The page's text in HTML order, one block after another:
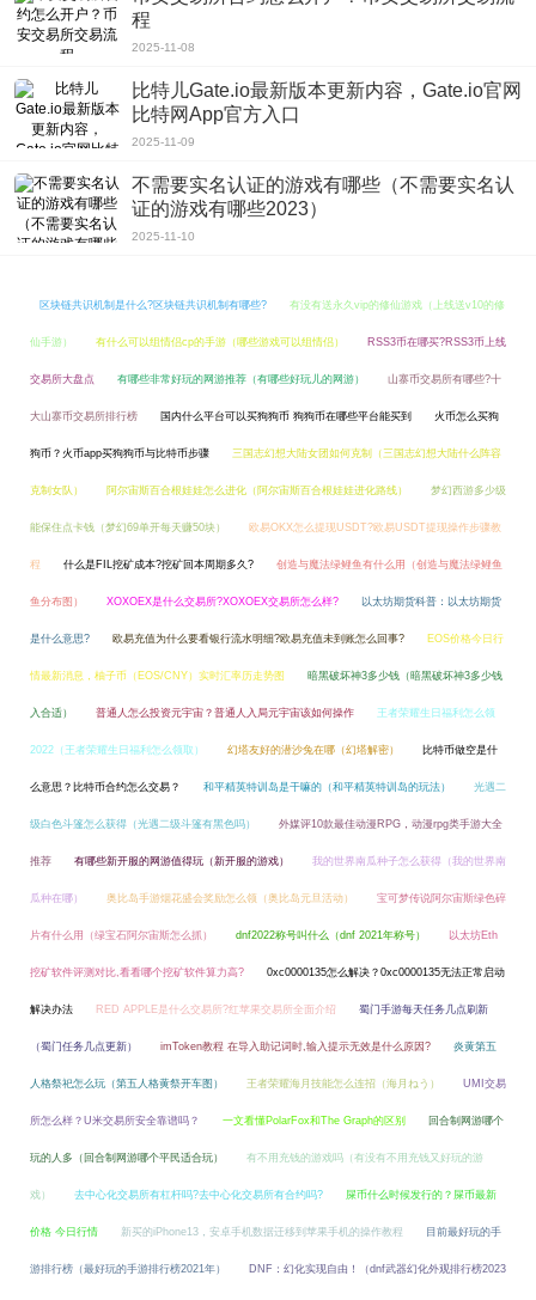
程
2025-11-08
比特儿Gate.io最新版本更新内容，Gate.io官网
比特网App官方入口
2025-11-09
不需要实名认证的游戏有哪些（不需要实名认
证的游戏有哪些2023）
2025-11-10
区块链共识机制是什么?区块链共识机制有哪些? 有没有送永久vip的修仙游戏（上线送v10的修
仙手游） 有什么可以组情侣cp的手游（哪些游戏可以组情侣） RSS3币在哪买?RSS3币上线
交易所大盘点 有哪些非常好玩的网游推荐（有哪些好玩儿的网游） 山寨币交易所有哪些?十
大山寨币交易所排行榜 国内什么平台可以买狗狗币 狗狗币在哪些平台能买到 火币怎么买狗
狗币？火币app买狗狗币与比特币步骤 三国志幻想大陆女团如何克制（三国志幻想大陆什么阵容
克制女队） 阿尔宙斯百合根娃娃怎么进化（阿尔宙斯百合根娃娃进化路线） 梦幻西游多少级
能保住点卡钱（梦幻69单开每天赚50块） 欧易OKX怎么提现USDT?欧易USDT提现操作步骤教
程 什么是FIL挖矿成本?挖矿回本周期多久? 创造与魔法绿鲤鱼有什么用（创造与魔法绿鲤鱼
鱼分布图） XOXOEX是什么交易所?XOXOEX交易所怎么样? 以太坊期货科普：以太坊期货
是什么意思? 欧易充值为什么要看银行流水明细?欧易充值未到账怎么回事? EOS价格今日行
情最新消息，柚子币（EOS/CNY）实时汇率历走势图 暗黑破坏神3多少钱（暗黑破坏神3多少钱
入合适） 普通人怎么投资元宇宙？普通人入局元宇宙该如何操作 王者荣耀生日福利怎么领
2022（王者荣耀生日福利怎么领取） 幻塔友好的潜沙兔在哪（幻塔解密） 比特币做空是什
么意思？比特币合约怎么交易？ 和平精英特训岛是干嘛的（和平精英特训岛的玩法） 光遇二
级白色斗篷怎么获得（光遇二级斗篷有黑色吗） 外媒评10款最佳动漫RPG，动漫rpg类手游大全
推荐 有哪些新开服的网游值得玩（新开服的游戏） 我的世界南瓜种子怎么获得（我的世界南
瓜种在哪） 奥比岛手游烟花盛会奖励怎么领（奥比岛元旦活动） 宝可梦传说阿尔宙斯绿色碎
片有什么用（绿宝石阿尔宙斯怎么抓） dnf2022称号叫什么（dnf 2021年称号） 以太坊Eth
挖矿软件评测对比,看看哪个挖矿软件算力高? 0xc0000135怎么解决？0xc0000135无法正常启动
解决办法 RED APPLE是什么交易所?红苹果交易所全面介绍 蜀门手游每天任务几点刷新
（蜀门任务几点更新） imToken教程 在导入助记词时,输入提示无效是什么原因? 炎黄第五
人格祭祀怎么玩（第五人格黄祭开车图） 王者荣耀海月技能怎么连招（海月ねう） UMI交易
所怎么样？U米交易所安全靠谱吗？ 一文看懂PolarFox和The Graph的区别 回合制网游哪个
玩的人多（回合制网游哪个平民适合玩） 有不用充钱的游戏吗（有没有不用充钱又好玩的游
戏） 去中心化交易所有杠杆吗?去中心化交易所有合约吗? 屎币什么时候发行的？屎币最新
价格 今日行情 新买的iPhone13，安卓手机数据迁移到苹果手机的操作教程 目前最好玩的手
游排行榜（最好玩的手游排行榜2021年） DNF：幻化实现自由！（dnf武器幻化外观排行榜2023